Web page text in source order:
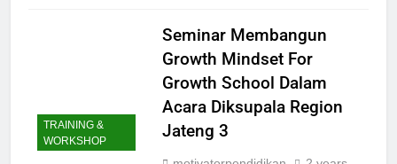
TRAINING &
WORKSHOP
Seminar Membangun
Growth Mindset For
Growth School Dalam
Acara Diksupala Region
Jateng 3